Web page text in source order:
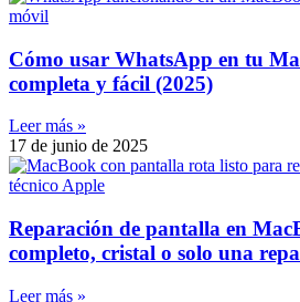
Cómo usar WhatsApp en tu
completa y fácil (2025)
Leer más »
17 de junio de 2025
Reparación de pantalla en
completo, cristal o solo una
Leer más »